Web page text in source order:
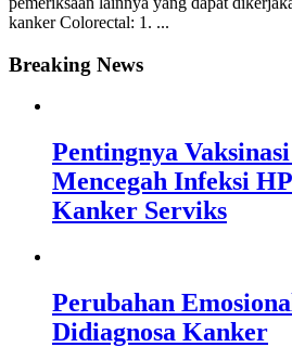
kanker Colorectal: 1. ...
Breaking News
Pentingnya
Mencegah Infeksi
Kanker Serviks
Perubahan
Didiagnosa Kanker